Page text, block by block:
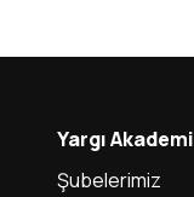
TemelYargı Akademi
Şubelerimiz